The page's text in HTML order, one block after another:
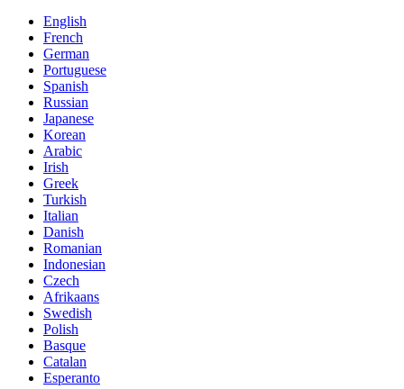
English
French
German
Portuguese
Spanish
Russian
Japanese
Korean
Arabic
Irish
Greek
Turkish
Italian
Danish
Romanian
Indonesian
Czech
Afrikaans
Swedish
Polish
Basque
Catalan
Esperanto